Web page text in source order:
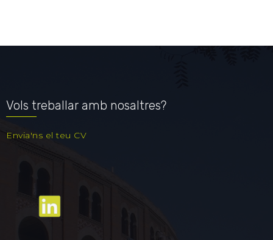
Vols treballar amb nosaltres?
Envia'ns el teu CV